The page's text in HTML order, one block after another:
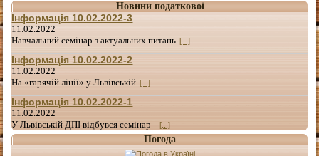
Новини податкової
Інформація 10.02.2022-3
11.02.2022
Навчальний семінар з актуальних питань [...]
Інформація 10.02.2022-2
11.02.2022
На «гарячій лінії» у Львівській [...]
Інформація 10.02.2022-1
11.02.2022
У Львівській ДПІ відбувся семінар - [...]
Погода